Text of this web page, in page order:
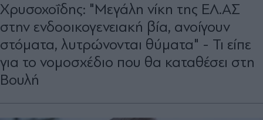
Χρυσοχοΐδης: "Μεγάλη νίκη της ΕΛ.ΑΣ
στην ενδοοικογενειακή βία, ανοίγουν
στόματα, λυτρώνονται θύματα" - Τι είπε
για το νομοσχέδιο που θα καταθέσει στη
Βουλή